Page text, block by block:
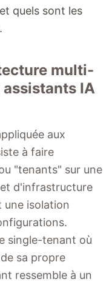
quels sont les
multi-
IA
aux
à faire
"tenants" sur une
d'infrastructure
isolation
single-tenant où
sa propre
ressemble à un